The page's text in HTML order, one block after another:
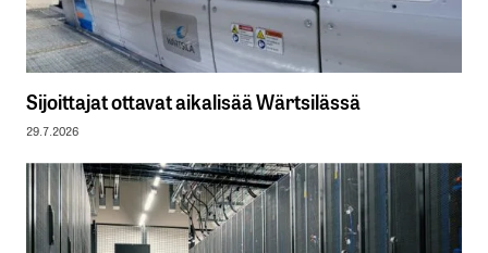
Sijoittajat ottavat aikalisää Wärtsilässä
29.7.2026